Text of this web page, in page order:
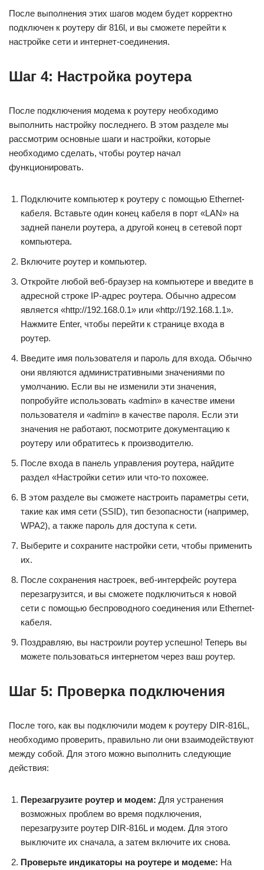
После выполнения этих шагов модем будет корректно
подключен к роутеру dir 816l, и вы сможете перейти к
настройке сети и интернет-соединения.
Шаг 4: Настройка роутера
После подключения модема к роутеру необходимо
выполнить настройку последнего. В этом разделе мы
рассмотрим основные шаги и настройки, которые
необходимо сделать, чтобы роутер начал
функционировать.
Подключите компьютер к роутеру с помощью Ethernet-
кабеля. Вставьте один конец кабеля в порт «LAN» на
задней панели роутера, а другой конец в сетевой порт
компьютера.
Включите роутер и компьютер.
Откройте любой веб-браузер на компьютере и введите в
адресной строке IP-адрес роутера. Обычно адресом
является «http://192.168.0.1» или «http://192.168.1.1».
Нажмите Enter, чтобы перейти к странице входа в
роутер.
Введите имя пользователя и пароль для входа. Обычно
они являются административными значениями по
умолчанию. Если вы не изменили эти значения,
попробуйте использовать «admin» в качестве имени
пользователя и «admin» в качестве пароля. Если эти
значения не работают, посмотрите документацию к
роутеру или обратитесь к производителю.
После входа в панель управления роутера, найдите
раздел «Настройки сети» или что-то похожее.
В этом разделе вы сможете настроить параметры сети,
такие как имя сети (SSID), тип безопасности (например,
WPA2), а также пароль для доступа к сети.
Выберите и сохраните настройки сети, чтобы применить
их.
После сохранения настроек, веб-интерфейс роутера
перезагрузится, и вы сможете подключиться к новой
сети с помощью беспроводного соединения или Ethernet-
кабеля.
Поздравляю, вы настроили роутер успешно! Теперь вы
можете пользоваться интернетом через ваш роутер.
Шаг 5: Проверка подключения
После того, как вы подключили модем к роутеру DIR-816L,
необходимо проверить, правильно ли они взаимодействуют
между собой. Для этого можно выполнить следующие
действия:
Перезагрузите роутер и модем: Для устранения
возможных проблем во время подключения,
перезагрузите роутер DIR-816L и модем. Для этого
выключите их сначала, а затем включите их снова.
Проверьте индикаторы на роутере и модеме: На